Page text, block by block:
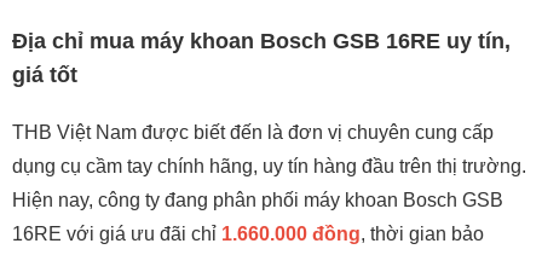
Địa chỉ mua máy khoan Bosch GSB 16RE uy tín,
giá tốt
THB Việt Nam được biết đến là đơn vị chuyên cung cấp
dụng cụ cầm tay chính hãng, uy tín hàng đầu trên thị trường.
Hiện nay, công ty đang phân phối máy khoan Bosch GSB
16RE với giá ưu đãi chỉ 1.660.000 đồng, thời gian bảo